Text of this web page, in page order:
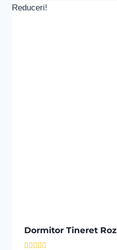
Reduceri!
Dormitor Tineret Roz